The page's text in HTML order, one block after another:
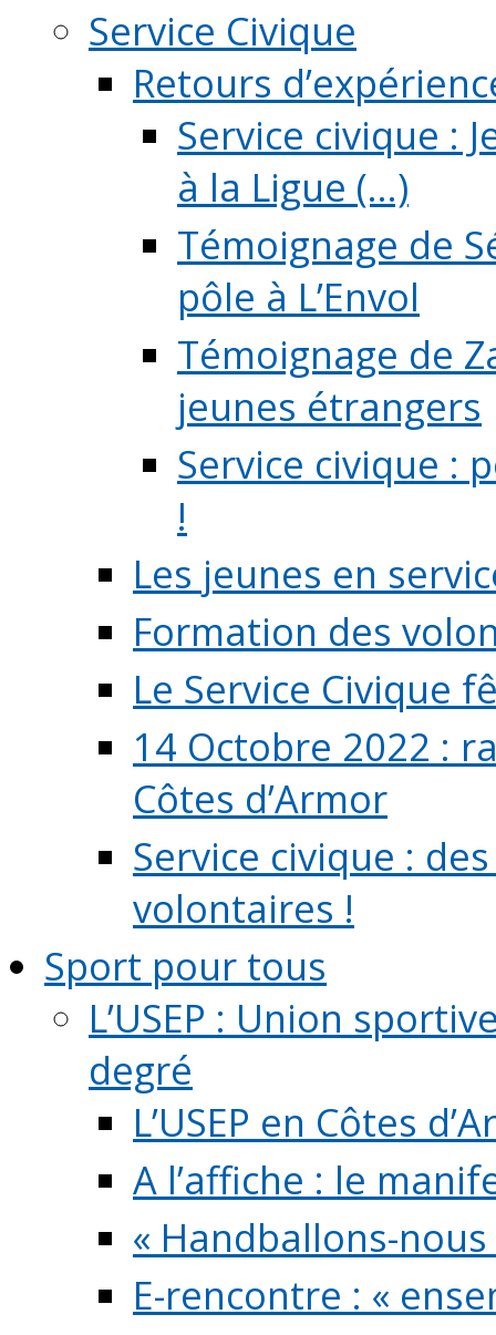
Service Civique
Retours
Service civique :
à la Ligue (...)
Témoignage de
pôle à L’Envol
Témoignage de
jeunes étrangers
Service civique :
!
Les jeunes en
Formation des
Le Service Civique
14 Octobre 2022 :
Côtes d’Armor
Service civique :
volontaires !
Sport pour tous
L’USEP : Union
degré
L’USEP en Côtes
A l’affiche : le
« Handballons-
E-rencontre : «